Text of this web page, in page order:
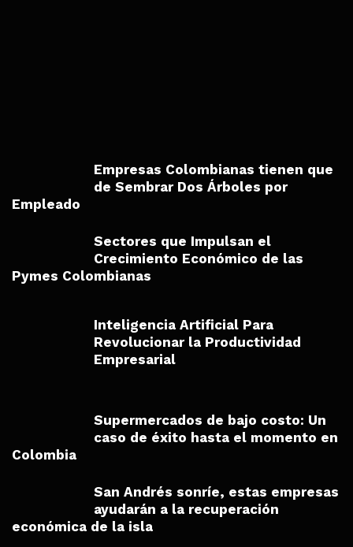
Empresas Colombianas tienen que
de Sembrar Dos Árboles por
Empleado
Sectores que Impulsan el
Crecimiento Económico de las
Pymes Colombianas
Inteligencia Artificial Para
Revolucionar la Productividad
Empresarial
Supermercados de bajo costo: Un
caso de éxito hasta el momento en
Colombia
San Andrés sonríe, estas empresas
ayudarán a la recuperación
económica de la isla